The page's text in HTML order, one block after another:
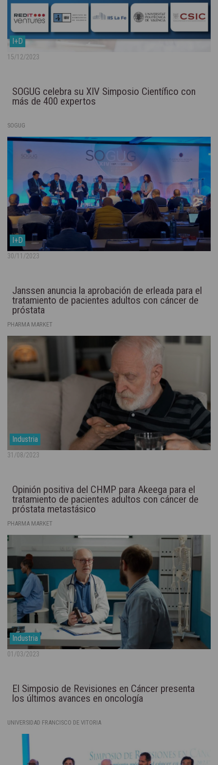
I+D
15/12/2023
SOGUG celebra su XIV Simposio Científico con
más de 400 expertos
SOGUG
I+D
30/11/2023
Janssen anuncia la aprobación de erleada para el
tratamiento de pacientes adultos con cáncer de
próstata
PHARMA MARKET
Industria
31/08/2023
Opinión positiva del CHMP para Akeega para el
tratamiento de pacientes adultos con cáncer de
próstata metastásico
PHARMA MARKET
Industria
01/03/2023
El Simposio de Revisiones en Cáncer presenta
los últimos avances en oncología
UNIVERSIDAD FRANCISCO DE VITORIA